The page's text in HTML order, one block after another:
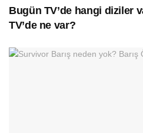
Bugün TV’de hangi diziler
TV’de ne var?